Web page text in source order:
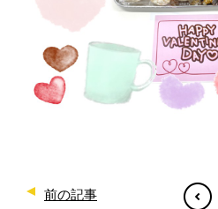
前の記事